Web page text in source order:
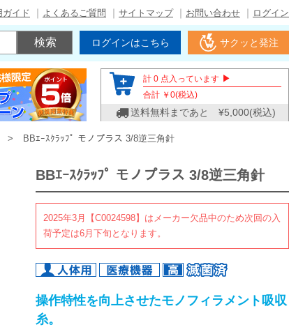
ガイド よくあるご質問 サイトマップ お問い合わせ ログイン
ログインはこちら サクッと発注
計 0 点入っています ▶
合計 ￥ 0(税込)
送料無料まであと ¥5,000(税込)
BBｴｰｽｸﾗｯﾌﾟ モノプラス 3/8逆三角針
BBｴｰｽｸﾗｯﾌﾟ モノプラス 3/8逆三角針
2025年3月【C0024598】はメーカー欠品中のため次回の入
荷予定は6月下旬となります。
操作特性を向上させたモノフィラメント吸収
糸。